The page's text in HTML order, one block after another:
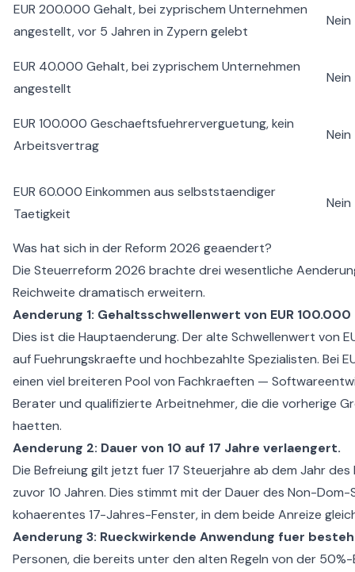
EUR 200.000 Gehalt, bei zyprischem Unternehmen
angestellt, vor 5 Jahren in Zypern gelebt
Nein
EUR 40.000 Gehalt, bei zyprischem Unternehmen
angestellt
Nein
EUR 100.000 Geschaeftsfuehrerverguetung, kein
Arbeitsvertrag
Nein
EUR 60.000 Einkommen aus selbststaendiger
Taetigkeit
Nein
Was hat sich in der Reform 2026 geaendert?
Die Steuerreform 2026 brachte drei wesentliche
Reichweite dramatisch erweitern.
Aenderung 1: Gehaltsschwellenwert von EUR
Dies ist die Hauptaenderung. Der alte Schwellenwert von
auf Fuehrungskraefte und hochbezahlte Spezialisten. Bei
einen viel breiteren Pool von Fachkraeften —
Berater und qualifizierte Arbeitnehmer, die die vorherige
haetten.
Aenderung 2: Dauer von 10 auf 17 Jahre verlaengert.
Die Befreiung gilt jetzt fuer 17 Steuerjahre ab dem Jahr
zuvor 10 Jahren. Dies stimmt mit der Dauer des Non-
kohaerentes 17-Jahres-Fenster, in dem beide Anreize
Aenderung 3: Rueckwirkende Anwendung fuer
Personen, die bereits unter den alten Regeln von der